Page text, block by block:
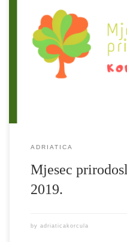
Zbog potrebe za opsežnijim
lokalne zajednice, za 2019.
projekta “Tjedan
Ciljevi projekta su aktivna
ADRIATICA
Mjesec
2019.
by adriaticakorcula